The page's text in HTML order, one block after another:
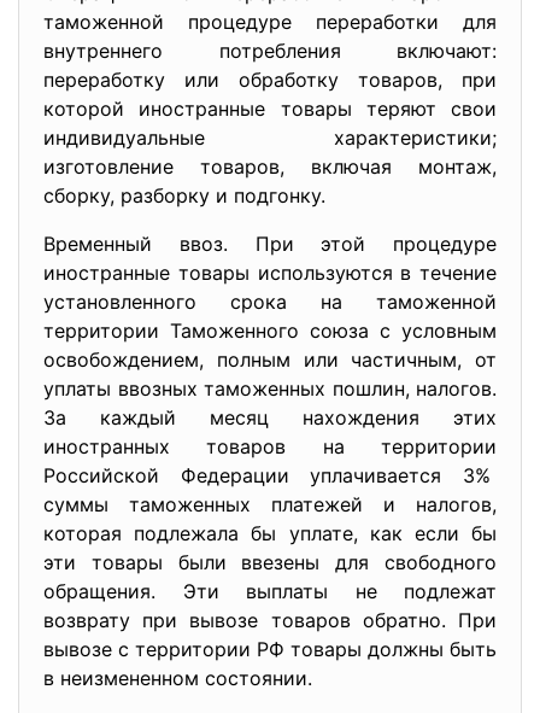
таможенной процедуре переработки для
внутреннего потребления включают:
переработку или обработку товаров, при
которой иностранные товары теряют свои
индивидуальные характеристики;
изготовление товаров, включая монтаж,
сборку, разборку и подгонку.
Временный ввоз. При этой процедуре
иностранные товары используются в течение
установленного срока на таможенной
территории Таможенного союза с условным
освобождением, полным или частичным, от
уплаты ввозных таможенных пошлин, налогов.
За каждый месяц нахождения этих
иностранных товаров на территории
Российской Федерации уплачивается 3%
суммы таможенных платежей и налогов,
которая подлежала бы уплате, как если бы
эти товары были ввезены для свободного
обращения. Эти выплаты не подлежат
возврату при вывозе товаров обратно. При
вывозе с территории РФ товары должны быть
в неизмененном состоянии.